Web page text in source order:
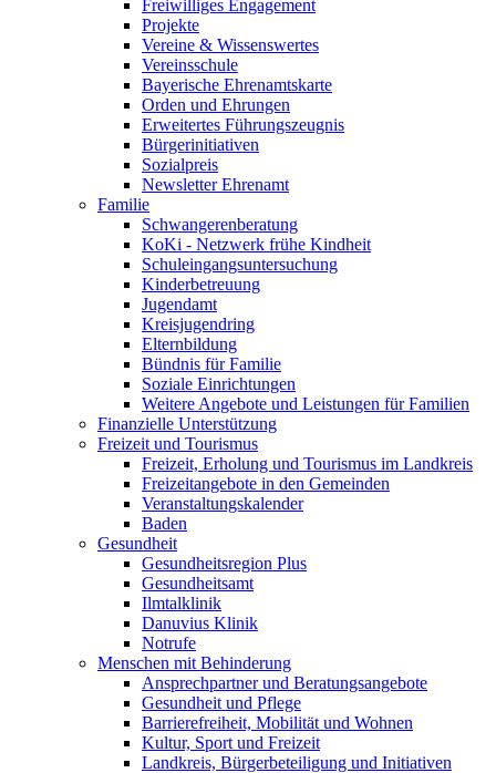
Freiwilliges Engagement
Projekte
Vereine & Wissenswertes
Vereinsschule
Bayerische Ehrenamtskarte
Orden und Ehrungen
Erweitertes Führungszeugnis
Bürgerinitiativen
Sozialpreis
Newsletter Ehrenamt
Familie
Schwangerenberatung
KoKi - Netzwerk frühe Kindheit
Schuleingangsuntersuchung
Kinderbetreuung
Jugendamt
Kreisjugendring
Elternbildung
Bündnis für Familie
Soziale Einrichtungen
Weitere Angebote und Leistungen für Familien
Finanzielle Unterstützung
Freizeit und Tourismus
Freizeit, Erholung und Tourismus im Landkreis
Freizeitangebote in den Gemeinden
Veranstaltungskalender
Baden
Gesundheit
Gesundheitsregion Plus
Gesundheitsamt
Ilmtalklinik
Danuvius Klinik
Notrufe
Menschen mit Behinderung
Ansprechpartner und Beratungsangebote
Gesundheit und Pflege
Barrierefreiheit, Mobilität und Wohnen
Kultur, Sport und Freizeit
Landkreis, Bürgerbeteiligung und Initiativen